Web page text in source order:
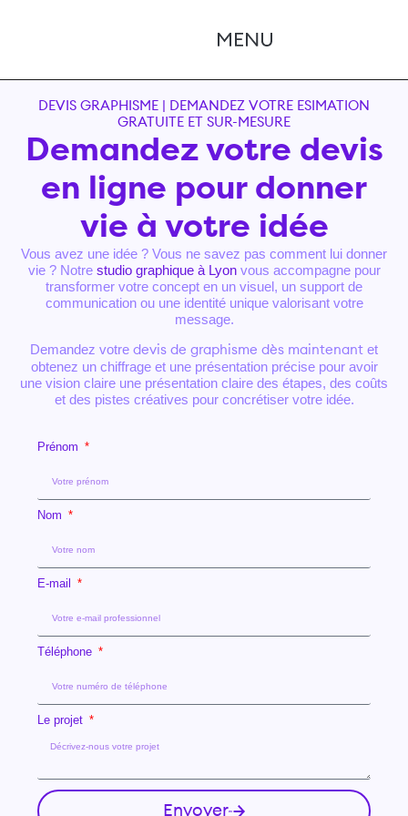
DEVIS GRAPHISME | DEMANDEZ VOTRE ESIMATION
GRATUITE ET SUR-MESURE
Demandez votre devis
en ligne pour donner
vie à votre idée
Vous avez une idée ? Vous ne savez pas comment lui donner
vie ? Notre studio graphique à Lyonvous accompagne pour
transformer votre concept en un visuel, un support de
communication ou une identité unique valorisant votre
message.
Demandez votre devis de graphisme dès maintenant et
obtenez un chiffrage et une présentation précise pour avoir
une vision claire une présentation claire des étapes, des coûts
et des pistes créatives pour concrétiser votre idée.
Prénom
Nom
E-mail
Téléphone
Le projet
Envoyer